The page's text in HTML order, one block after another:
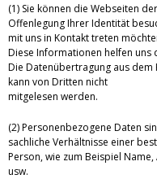
(1) Sie können die Webseiten
Offenlegung Ihrer Identität
mit uns in Kontakt treten
Diese Informationen helfen uns
Die Datenübertragung aus
kann von Dritten nicht
mitgelesen werden.
(2) Personenbezogene Daten
sachliche Verhältnisse einer
Person, wie zum Beispiel
usw.